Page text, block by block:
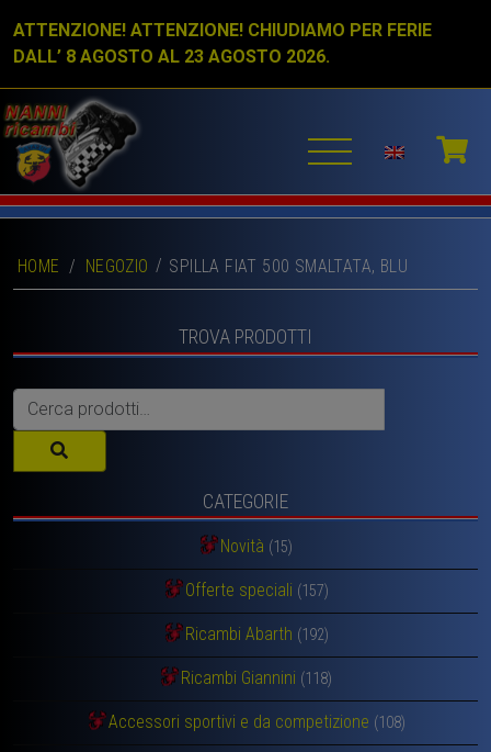
ATTENZIONE! ATTENZIONE! CHIUDIAMO PER FERIE
DALL’ 8 AGOSTO AL 23 AGOSTO 2026.
HOME / NEGOZIO SPILLA FIAT 500 SMALTATA, BLU
TROVA PRODOTTI
Cerca:
CATEGORIE
Novità (15)
Offerte speciali (157)
Ricambi Abarth (192)
Ricambi Giannini (118)
Accessori sportivi e da competizione (108)